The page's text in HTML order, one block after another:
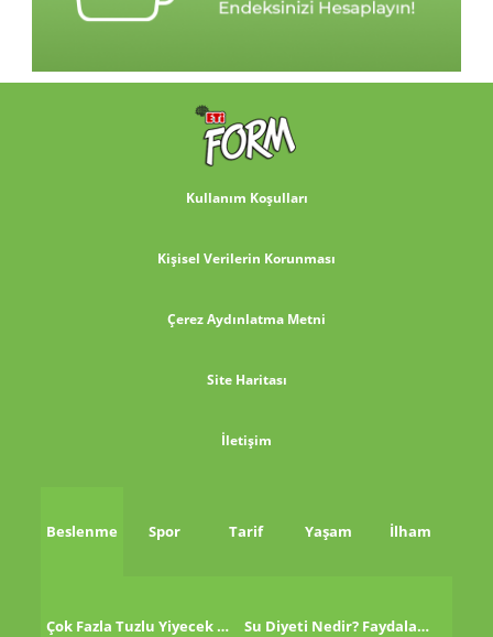
Kullanım Koşulları
Kişisel Verilerin Korunması
Çerez Aydınlatma Metni
Site Haritası
İletişim
Beslenme Spor Tarif Yaşam İlham
Çok Fazla Tuzlu Yiyecek Tükettikten Sonra Ne Yapmalı? Su Diyeti Nedir? Faydaları Nelerdir?